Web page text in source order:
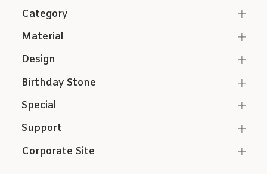
Category
Support
Corporate Site
Material
Design
Birthday Stone
Special